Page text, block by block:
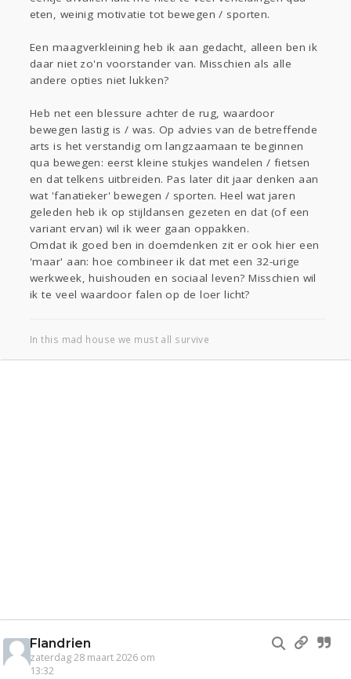
eten, weinig motivatie tot bewegen / sporten.
Een maagverkleining heb ik aan gedacht, alleen ben ik
daar niet zo'n voorstander van. Misschien als alle
andere opties niet lukken?
Heb net een blessure achter de rug, waardoor
bewegen lastig is / was. Op advies van de betreffende
arts is het verstandig om langzaamaan te beginnen
qua bewegen: eerst kleine stukjes wandelen / fietsen
en dat telkens uitbreiden. Pas later dit jaar denken aan
wat 'fanatieker' bewegen / sporten. Heel wat jaren
geleden heb ik op stijldansen gezeten en dat (of een
variant ervan) wil ik weer gaan oppakken.
Omdat ik goed ben in doemdenken zit er ook hier een
'maar' aan: hoe combineer ik dat met een 32-urige
werkweek, huishouden en sociaal leven? Misschien wil
ik te veel waardoor falen op de loer licht?
In this mad house we must all survive
Flandrien
zaterdag 28 maart 2026 om
13:32